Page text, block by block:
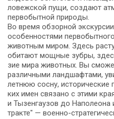
ло­веж­ской пу­щи, со­зда­ют
первобытной при­ро­ды.
Во вре­мя обзорной
осо­бен­но­стя­ми
животным ми­ром. Здесь
оби­та­ют мощ­ные зуб­ры,
зие ми­ра жи­вот­ных. Вы
различными ланд­шаф­та­ми,
летнюю сосну,
ких имен свя­за­но с эти­ми
и Ты­зен­гау­зов до
трак­те" — военно-